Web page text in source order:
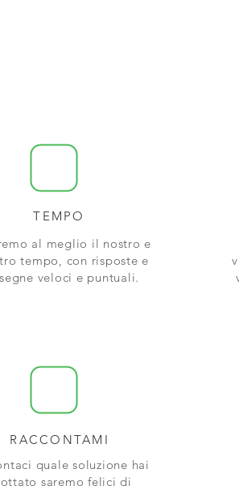
TEMPO
al meglio il nostro e
tempo, con risposte e
veloci e puntuali.
RACCONTAMI
quale soluzione hai
saremo felici di